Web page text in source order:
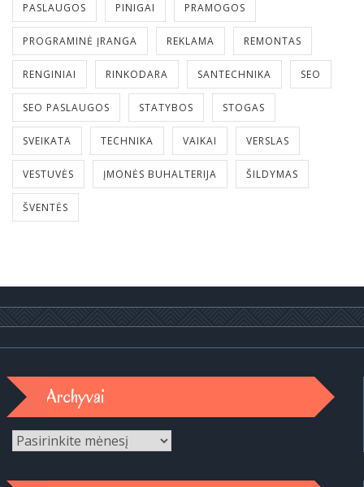
PASLAUGOS PINIGAI PRAMOGOS
PROGRAMINĖ ĮRANGA REKLAMA REMONTAS
RENGINIAI RINKODARA SANTECHNIKA SEO
SEO PASLAUGOS STATYBOS STOGAS
SVEIKATA TECHNIKA VAIKAI VERSLAS
VESTUVĖS ĮMONĖS BUHALTERIJA ŠILDYMAS
ŠVENTĖS
Archyvai
Archyvai